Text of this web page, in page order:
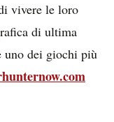
vivere le loro
di ultima
uno dei giochi più